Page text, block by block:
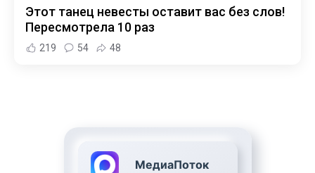
Этот танец невесты оставит вас без слов!
Пересмотрела 10 раз
219 54 48
МедиаПоток